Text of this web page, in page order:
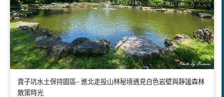
貴子坑水土保持園區~ 進北走投山林秘境遇見白色岩壁與靜謐森林
散策時光